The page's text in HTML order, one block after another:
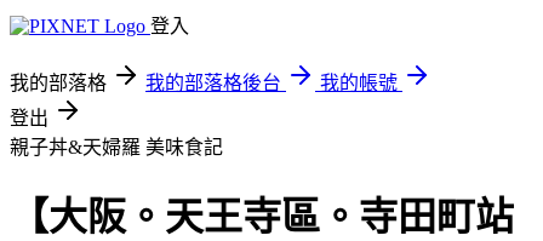
登入
我的部落格 我的部落格後台
我的帳號
登出
親子丼&天婦羅 美味食記
【大阪。天王寺區。寺田町站